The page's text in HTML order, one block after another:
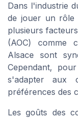
Dans l'industrie
de jouer un rôle
plusieurs
(AOC) comme
Alsace sont
Cependant,
s'adapter aux
préférences des
Les goûts des